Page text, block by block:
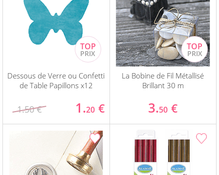
Dessous de Verre ou Confetti
de Table Papillons x12
1.50 € 1.20 €
La Bobine de Fil Métallisé
Brillant 30 m
3.50 €